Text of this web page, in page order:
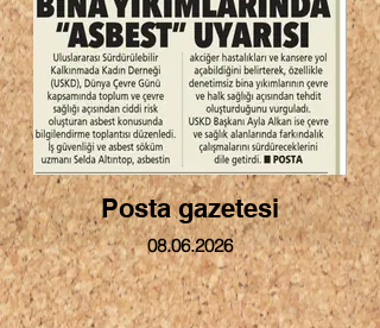
Posta gazetesi
08.06.2026